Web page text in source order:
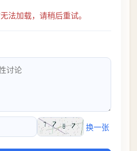
法加载，请稍后重试。
换一张